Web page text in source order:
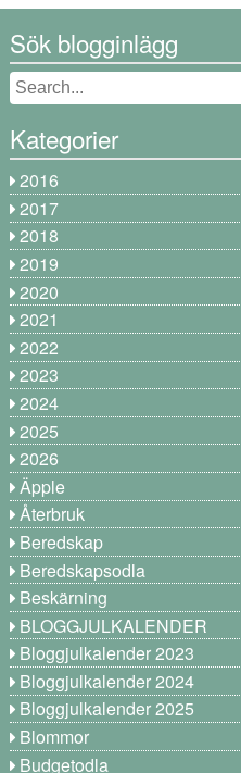
Sök blogginlägg
Kategorier
2016
2017
2018
2019
2020
2021
2022
2023
2024
2025
2026
Äpple
Återbruk
Beredskap
Beredskapsodla
Beskärning
BLOGGJULKALENDER
Bloggjulkalender 2023
Bloggjulkalender 2024
Bloggjulkalender 2025
Blommor
Budgetodla